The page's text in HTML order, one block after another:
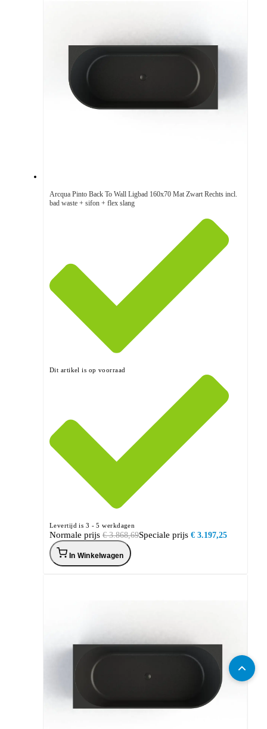
Arcqua Pinto Back To Wall Ligbad 160x70 Mat Zwart Rechts incl.
bad waste + sifon + flex slang
Dit artikel is op voorraad
Levertijd is 3 - 5 werkdagen
Speciale prijs € 3.197,25
Normale prijs € 3.868,69
In Winkelwagen